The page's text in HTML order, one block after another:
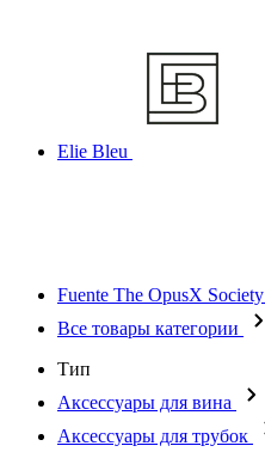
Elie Bleu
Fuente The OpusX Society
Все товары категории
Тип
Аксессуары для вина
Аксессуары для трубок